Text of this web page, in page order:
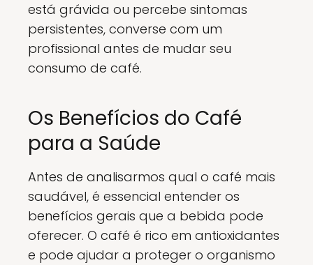
está grávida ou percebe sintomas
persistentes, converse com um
profissional antes de mudar seu
consumo de café.
Os Benefícios do Café
para a Saúde
Antes de analisarmos qual o café mais
saudável, é essencial entender os
benefícios gerais que a bebida pode
oferecer. O café é rico em antioxidantes
e pode ajudar a proteger o organismo